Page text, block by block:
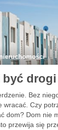
być drogi
Bez
wracać. Czy
dom? Dom nie
przewija się